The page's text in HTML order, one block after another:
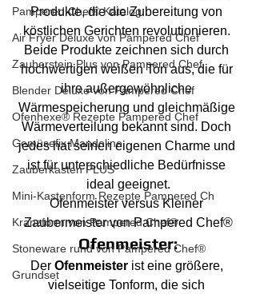
Pampered Chef® Katalog
Air Fryer Deluxe von Pampered Chef
Zauberstein Plus von Pampered Chef
Blender Deluxe von Pampered Chef
Ofenhexe® Rezepte Pampered Chef
Gemüsefix Mandoline
Zauberkasten PLUS
Mini-Kastenform Rezepte Pampered Ch
Kranzform von Pampered Chef®
Stoneware rund von Pampered Chef®
Grundset
Produkte, die die Zubereitung von
köstlichen Gerichten revolutionieren.
Beide Produkte zeichnen sich durch
hochwertigen weißen Ton aus, die für
ihre außergewöhnliche
Wärmespeicherung und gleichmäßige
Wärmeverteilung bekannt sind. Doch
jedes hat seinen eigenen Charme und
ist für unterschiedliche Bedürfnisse
ideal geeignet.
Ofenmeister versus Kleiner
Zaubermeister von Pampered Chef®
Ofenmeister:
Der Ofenmeister ist eine größere,
vielseitige Tonform, die sich